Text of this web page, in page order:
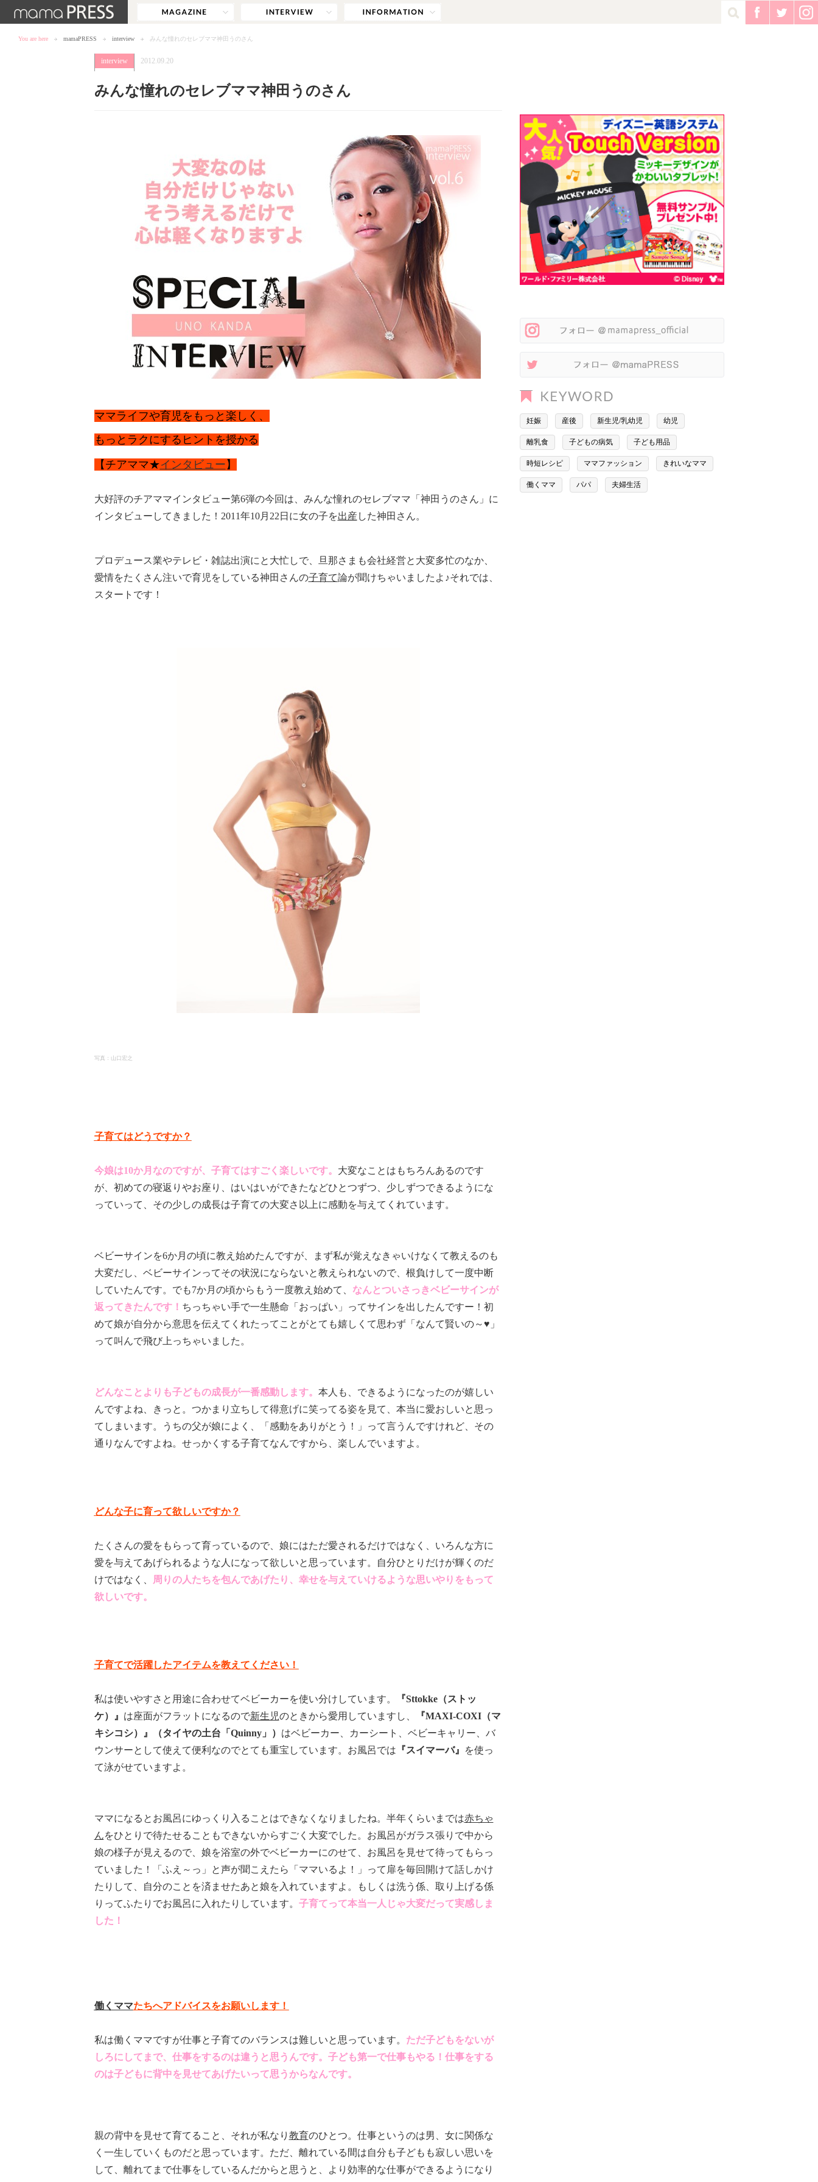
You are here mamaPRESS interview みんな憧れのセレブママ神田うのさん
interview 2012.09.20
みんな憧れのセレブママ神田うのさん
ママライフや育児をもっと楽しく、
もっとラクにするヒントを授かる
【チアママ★インタビュー 】
大好評のチアママインタビュー第6弾の今回は、みんな憧れのセレブママ「神田うのさん」に
インタビューしてきました！2011年10月22日に女の子を出産 した神田さん。
プロデュース業やテレビ・雑誌出演にと大忙しで、旦那さまも会社経営と大変多忙のなか、
愛情をたくさん注いで育児をしている神田さんの子育て論が聞けちゃいましたよ♪それでは、
スタートです！
写真：山口宏之
子育てはどうですか？
今娘は10か月なのですが、子育てはすごく楽しいです。 大変なことはもちろんあるのです
が、初めての寝返りやお座り、はいはいができたなどひとつずつ、少しずつできるようにな
っていって、その少しの成長は子育ての大変さ以上に感動を与えてくれています。
ベビーサインを6か月の頃に教え始めたんですが、まず私が覚えなきゃいけなくて教えるのも
大変だし、ベビーサインってその状況にならないと教えられないので、根負けして一度中断
していたんです。でも7か月の頃からもう一度教え始めて、 なんとついさっきベビーサインが
返ってきたんです！ ちっちゃい手で一生懸命「おっぱい」ってサインを出したんですー！初
めて娘が自分から意思を伝えてくれたってことがとても嬉しくて思わず「なんて賢いの～♥」
って叫んで飛び上っちゃいました。
どんなことよりも子どもの成長が一番感動します。 本人も、できるようになったのが嬉しい
んですよね、きっと。つかまり立ちして得意げに笑ってる姿を見て、本当に愛おしいと思っ
てしまいます。うちの父が娘によく、「感動をありがとう！」って言うんですけれど、その
通りなんですよね。せっかくする子育てなんですから、楽しんでいますよ。
どんな子に育って欲しいですか？
たくさんの愛をもらって育っているので、娘にはただ愛されるだけではなく、いろんな方に
愛を与えてあげられるような人になって欲しいと思っています。自分ひとりだけが輝くのだ
けではなく、
周りの人たちを包んであげたり、幸せを与えていけるような思いやりをもって
欲しいです。
子育てで活躍したアイテムを教えてください！
私は使いやすさと用途に合わせてベビーカーを使い分けしています。
『Sttokke（ストッ
ケ）』 は座面がフラットになるので新生児のときから愛用していますし、
『MAXI-COXI（マ
キシコシ）』（タイヤの土台「Quinny」） はベビーカー、カーシート、ベビーキャリー、バ
ウンサーとして使えて便利なのでとても重宝しています。お風呂では 『スイマーバ』
を使っ
て泳がせていますよ。
ママになるとお風呂にゆっくり入ることはできなくなりましたね。半年くらいまでは赤ちゃ
んをひとりで待たせることもできないからすごく大変でした。お風呂がガラス張りで中から
娘の様子が見えるので、娘を浴室の外でベビーカーにのせて、お風呂を見せて待ってもらっ
ていました！「ふえ～っ」と声が聞こえたら「ママいるよ！」って扉を毎回開けて話しかけ
たりして、自分のことを済ませたあと娘を入れていますよ。もしくは洗う係、取り上げる係
りってふたりでお風呂に入れたりしています。 子育てって本当一人じゃ大変だって実感しま
した！
働くママたちへアドバイスをお願いします！
私は働くママですが仕事と子育てのバランスは難しいと思っています。 ただ子どもをないが
しろにしてまで、仕事をするのは違うと思うんです。 子ども第一で仕事もやる！仕事をする
のは子どもに背中を見せてあげたいって思うからなんです。
親の背中を見せて育てること、それが私なり 教育のひとつ。仕事というのは男、女に関係な
く一生していくものだと思っています。ただ、離れている間は自分も子どもも寂しい思いを
して、離れてまで仕事をしているんだからと思うと、より効率的な仕事ができるようになり
妊娠 産後 新生児/乳幼児 幼児
離乳食 子どもの病気 子ども用品
時短レシピ ママファッション きれいなママ
働くママ パパ 夫婦生活